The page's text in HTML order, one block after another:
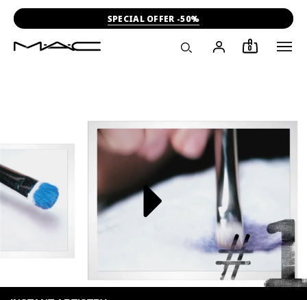
SPECIAL OFFER -50%
0